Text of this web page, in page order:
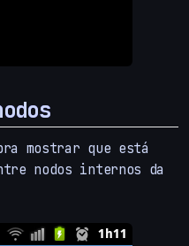
mostrar que está
nodos internos da